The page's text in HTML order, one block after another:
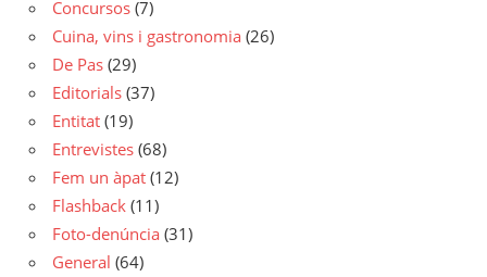
Concursos (7)
Cuina, vins i gastronomia (26)
De Pas (29)
Editorials (37)
Entitat (19)
Entrevistes (68)
Fem un àpat (12)
Flashback (11)
Foto-denúncia (31)
General (64)